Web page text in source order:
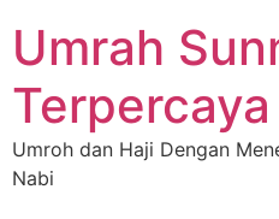
Umrah
Terpercaya
Umroh dan Haji Dengan
Nabi